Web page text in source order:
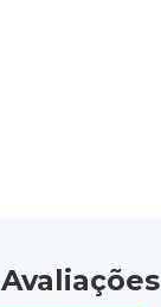
Avaliações